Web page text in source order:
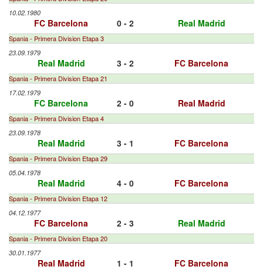
10.02.1980
FC Barcelona 0 - 2 Real Madrid
Spania - Primera Division Etapa 3
23.09.1979
Real Madrid 3 - 2 FC Barcelona
Spania - Primera Division Etapa 21
17.02.1979
FC Barcelona 2 - 0 Real Madrid
Spania - Primera Division Etapa 4
23.09.1978
Real Madrid 3 - 1 FC Barcelona
Spania - Primera Division Etapa 29
05.04.1978
Real Madrid 4 - 0 FC Barcelona
Spania - Primera Division Etapa 12
04.12.1977
FC Barcelona 2 - 3 Real Madrid
Spania - Primera Division Etapa 20
30.01.1977
Real Madrid 1 - 1 FC Barcelona